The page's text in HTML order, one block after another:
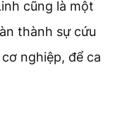
cũng là một
thành sự cứu
nghiệp, để ca